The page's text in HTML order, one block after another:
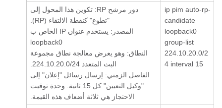
ip pim auto-rp-
candidate
loopback0
group-list
224.10.20.0/2
4 interval 15
دور مرشح RP: تكوين هذا المحول إلى
"تطوع" كنقطة الالتقاء (RP).
المصدر: يستخدم عنوان IP الخاص ب
loopback0
النطاق: وهو يعرض معالجة نطاق مجموعة
البث المتعدد 224.10.20.0/24.
الفاصل الزمني: إرسال رسائل "إعلان" إلى
"وكيل التعيين" كل 15 ثانية. وحدة توقيت
الاحتجاز هي ثلاثة أضعاف هذه القيمة.